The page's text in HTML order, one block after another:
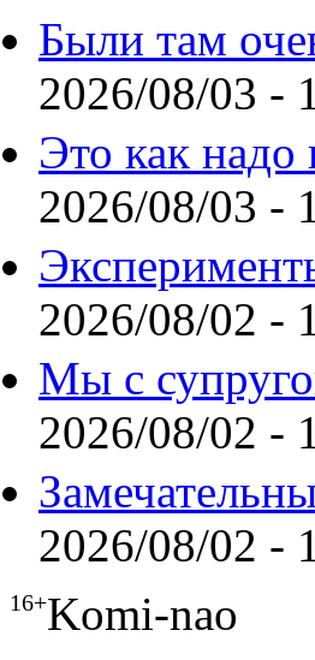
Были там
2026/08/03 -
Это как
2026/08/03 -
2026/08/02 -
Мы с
2026/08/02 -
2026/08/02 -
16+Komi-nao